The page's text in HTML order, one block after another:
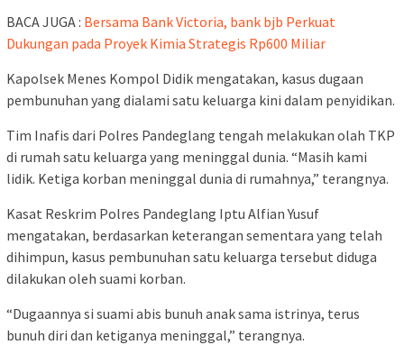
BACA JUGA : Bersama Bank Victoria, bank bjb Perkuat
Dukungan pada Proyek Kimia Strategis Rp600 Miliar
Kapolsek Menes Kompol Didik mengatakan, kasus dugaan
pembunuhan yang dialami satu keluarga kini dalam penyidikan.
Tim Inafis dari Polres Pandeglang tengah melakukan olah TKP
di rumah satu keluarga yang meninggal dunia. “Masih kami
lidik. Ketiga korban meninggal dunia di rumahnya,” terangnya.
Kasat Reskrim Polres Pandeglang Iptu Alfian Yusuf
mengatakan, berdasarkan keterangan sementara yang telah
dihimpun, kasus pembunuhan satu keluarga tersebut diduga
dilakukan oleh suami korban.
“Dugaannya si suami abis bunuh anak sama istrinya, terus
bunuh diri dan ketiganya meninggal,” terangnya.